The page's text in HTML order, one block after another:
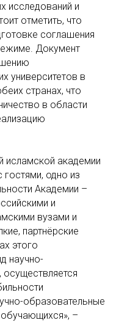
исследований и
отметить, что
соглашения
Документ
университетов в
странах, что
в области
исламской академии
одно из
Академии –
и
вузами и
партнёрские
этого
научно-
образовательные
–